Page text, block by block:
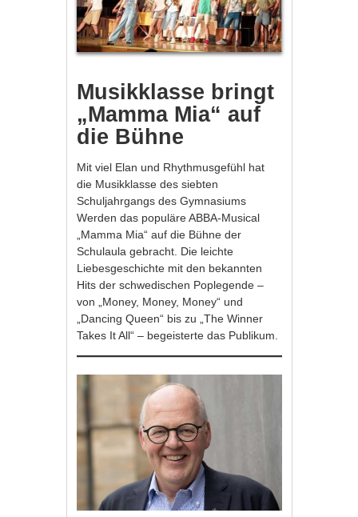
Musikklasse bringt
„Mamma Mia“ auf
die Bühne
Mit viel Elan und Rhythmusgefühl hat
die Musikklasse des siebten
Schuljahrgangs des Gymnasiums
Werden das populäre ABBA-Musical
„Mamma Mia“ auf die Bühne der
Schulaula gebracht. Die leichte
Liebesgeschichte mit den bekannten
Hits der schwedischen Poplegende –
von „Money, Money, Money“ und
„Dancing Queen“ bis zu „The Winner
Takes It All“ – begeisterte das Publikum.